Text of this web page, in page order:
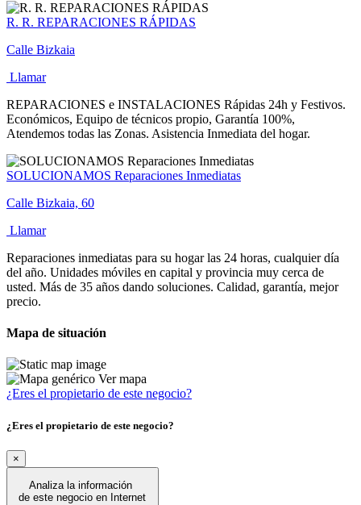
R. R. REPARACIONES RÁPIDAS
Calle Bizkaia
Llamar
REPARACIONES e INSTALACIONES Rápidas 24h y Festivos.
Económicos, Equipo de técnicos propio, Garantía 100%,
Atendemos todas las Zonas. Asistencia Inmediata del hogar.
SOLUCIONAMOS Reparaciones Inmediatas
Calle Bizkaia, 60
Llamar
Reparaciones inmediatas para su hogar las 24 horas, cualquier día
del año. Unidades móviles en capital y provincia muy cerca de
usted. Más de 35 años dando soluciones. Calidad, garantía, mejor
precio.
Mapa de situación
Ver mapa
¿Eres el propietario de este negocio?
¿Eres el propietario de este negocio?
×
Analiza la información
de este negocio en Internet